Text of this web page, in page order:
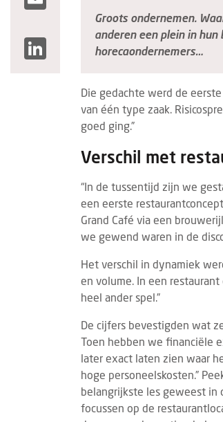
Groots ondernemen.
anderen een plein in
horecaondernemers…
Die gedachte werd de
van één type zaak.
goed ging.”
Verschil met
“In de tussentijd zijn we
een eerste
Grand Café via een
we gewend waren in de
Het verschil in dynamiek
en volume. In een
heel ander spel.”
De cijfers bevestigden wat
Toen hebben we financiële
later exact laten zien waar
hoge personeelskosten.”
belangrijkste les geweest in
focussen op de